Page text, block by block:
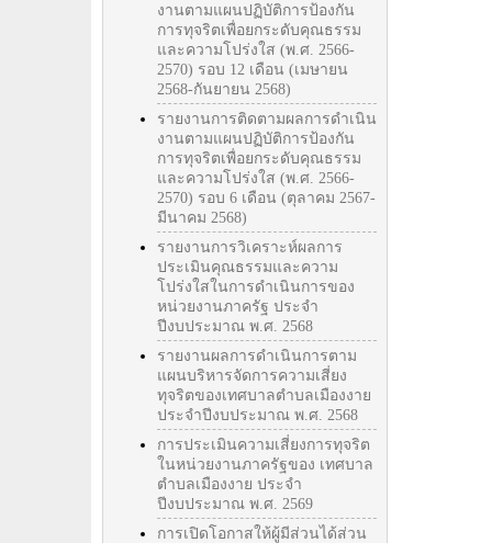
งานตามแผนปฏิบัติการป้องกัน
การทุจริตเพื่อยกระดับคุณธรรม
และความโปร่งใส (พ.ศ. 2566-
2570) รอบ 12 เดือน (เมษายน
2568-กันยายน 2568)
รายงานการติดตามผลการดำเนิน
งานตามแผนปฏิบัติการป้องกัน
การทุจริตเพื่อยกระดับคุณธรรม
และความโปร่งใส (พ.ศ. 2566-
2570) รอบ 6 เดือน (ตุลาคม 2567-
มีนาคม 2568)
รายงานการวิเคราะห์ผลการ
ประเมินคุณธรรมและความ
โปร่งใสในการดำเนินการของ
หน่วยงานภาครัฐ ประจำ
ปีงบประมาณ พ.ศ. 2568
รายงานผลการดำเนินการตาม
แผนบริหารจัดการความเสี่ยง
ทุจริตของเทศบาลตำบลเมืองงาย
ประจำปีงบประมาณ พ.ศ. 2568
การประเมินความเสี่ยงการทุจริต
ในหน่วยงานภาครัฐของ เทศบาล
ตำบลเมืองงาย ประจำ
ปีงบประมาณ พ.ศ. 2569
การเปิดโอกาสให้ผู้มีส่วนได้ส่วน